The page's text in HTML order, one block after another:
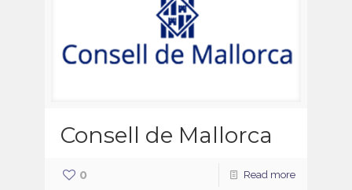
Consell de Mallorca
0 Read more